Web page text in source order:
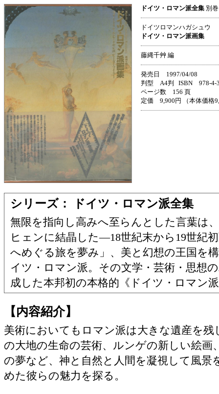
ドイツ・ロマン派全集 別巻
ドイツロマンハガシュウ
ドイツ・ロマン派画集
藤縄千艸 編
発売日 1997/04/08
判型 A4判 ISBN 978-4-
ページ数 156 頁
定価 9,900円 （本体価格
シリーズ： ドイツ・ロマン派全集
無限を指向し高みへ至らんとした言葉は
ヒェンに結晶した―18世紀末から19世紀
へめぐる旅を夢み」、美と幻想の王国を
イツ・ロマン派。その文学・芸術・思想
成した本邦初の本格的《ドイツ・ロマン
【内容紹介】
美術においてもロマン派は大きな遺産を
の大地の生命の芸術、ルンゲの新しい絵画
の夢など、神と自然と人間を凝視して風景
めた彼らの魅力を探る。